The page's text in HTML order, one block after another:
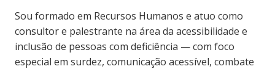
Sou formado em Recursos Humanos e atuo como
consultor e palestrante na área da acessibilidade e
inclusão de pessoas com deficiência — com foco
especial em surdez, comunicação acessível, combate